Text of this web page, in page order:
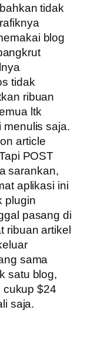
tidak
blog
tidak
ribuan
ltk
menulis saja.
article
POST
sarankan,
aplikasi ini
plugin
pasang di
ribuan artikel
sama
satu blog,
cukup $24
saja.